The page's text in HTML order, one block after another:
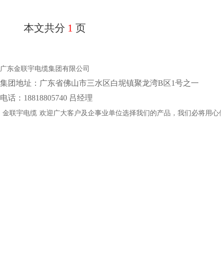
本文共分 1 页
广东金联宇电缆集团有限公司
集团地址：‌广东省佛山市三水区白坭镇聚龙湾B区1号之一
电话：18818805740 吕经理
金联宇电缆 欢迎广大客户及企事业单位选择我们的产品，我们必将用心